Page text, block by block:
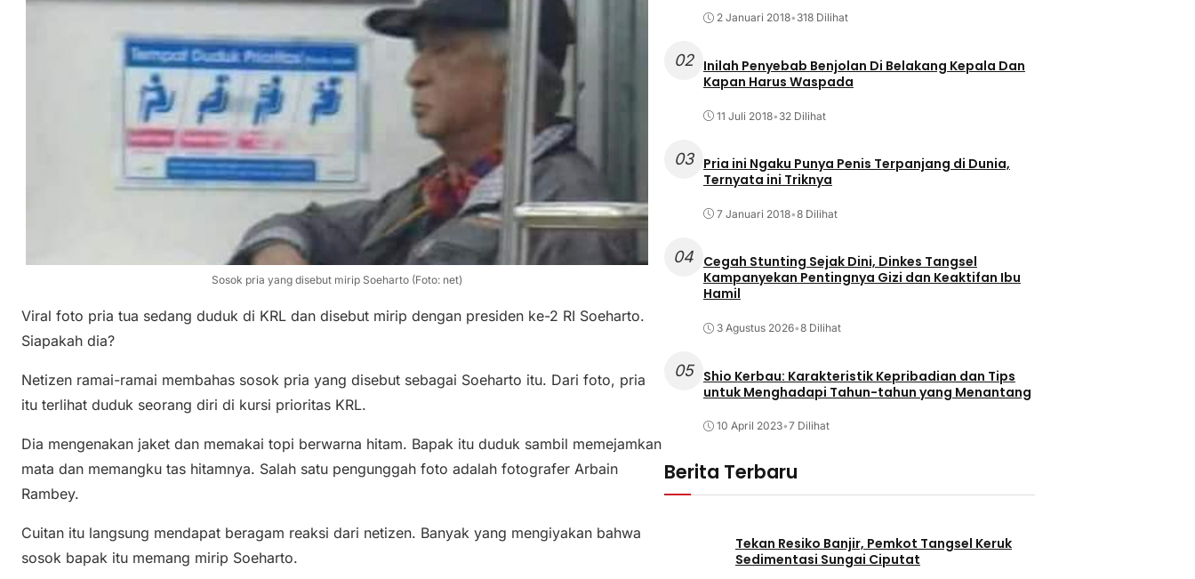
Sosok pria yang disebut mirip Soeharto (Foto: net)
Viral foto pria tua sedang duduk di KRL dan disebut mirip dengan presiden ke-2 RI Soeharto.
Siapakah dia?
Netizen ramai-ramai membahas sosok pria yang disebut sebagai Soeharto itu. Dari foto, pria
itu terlihat duduk seorang diri di kursi prioritas KRL.
Dia mengenakan jaket dan memakai topi berwarna hitam. Bapak itu duduk sambil memejamkan
mata dan memangku tas hitamnya. Salah satu pengunggah foto adalah fotografer Arbain
Rambey.
Cuitan itu langsung mendapat beragam reaksi dari netizen. Banyak yang mengiyakan bahwa
sosok bapak itu memang mirip Soeharto.
2 Januari 2018• 318 Dilihat
02
Inilah Penyebab Benjolan Di Belakang Kepala Dan
Kapan Harus Waspada
11 Juli 2018• 32 Dilihat
03
Pria ini Ngaku Punya Penis Terpanjang di Dunia,
Ternyata ini Triknya
7 Januari 2018•8 Dilihat
04 Cegah Stunting Sejak Dini, Dinkes Tangsel
Kampanyekan Pentingnya Gizi dan Keaktifan Ibu
Hamil
3 Agustus 2026•8 Dilihat
05
Shio Kerbau: Karakteristik Kepribadian dan Tips
untuk Menghadapi Tahun-tahun yang Menantang
10 April 2023•7 Dilihat
Berita Terbaru
Tekan Resiko Banjir, Pemkot Tangsel Keruk
Sedimentasi Sungai Ciputat